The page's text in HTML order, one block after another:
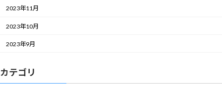
2023年11月
2023年10月
2023年9月
カテゴリ